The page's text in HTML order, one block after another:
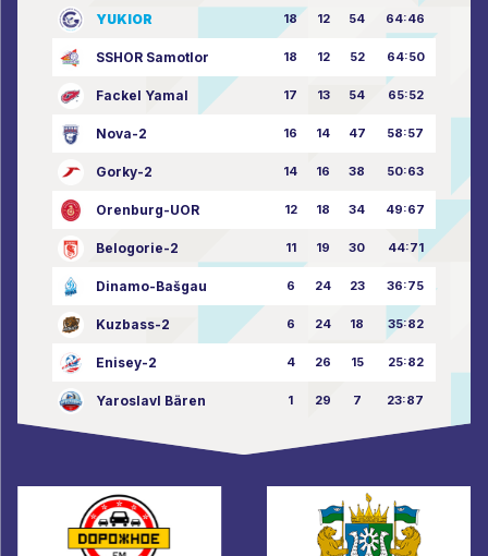
YUKIOR 18 12 54 64:46
SSHOR Samotlor 18 12 52 64:50
Fackel Yamal 17 13 54 65:52
Nova-2 16 14 47 58:57
Gorky-2 14 16 38 50:63
Orenburg-UOR 12 18 34 49:67
Belogorie-2 11 19 30 44:71
Dinamo-Bašgau 6 24 23 36:75
Kuzbass-2 6 24 18 35:82
Enisey-2 4 26 15 25:82
Yaroslavl Bären 1 29 7 23:87